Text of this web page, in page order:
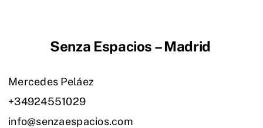
Senza Espacios – Madrid
Mercedes Peláez
+34924551029
info@senzaespacios.com